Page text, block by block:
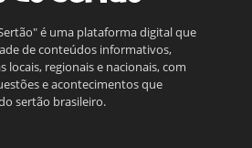
é uma plataforma digital que
de conteúdos informativos,
locais, regionais e nacionais, com
e acontecimentos que
sertão brasileiro.